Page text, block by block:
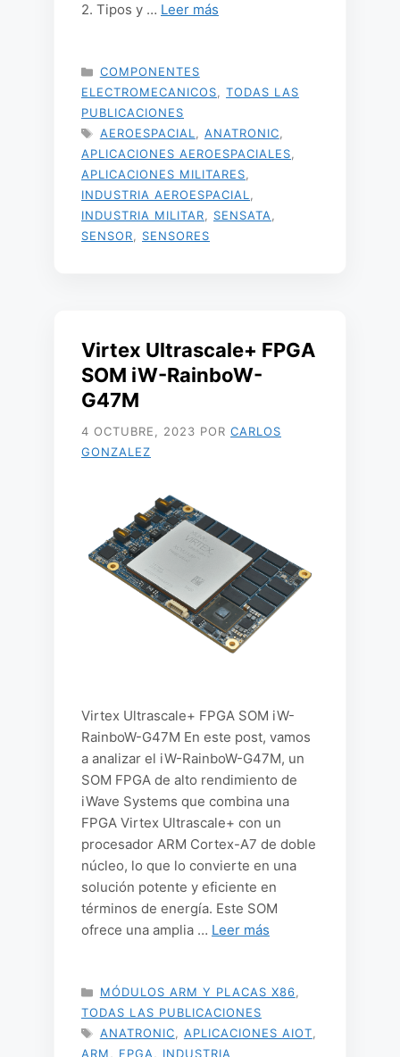
2. Tipos y … Leer más
CATEGORÍAS
COMPONENTES
ELECTROMECANICOS
TODAS LAS
PUBLICACIONES
ETIQUETAS
AEROESPACIAL ANATRONIC
APLICACIONES AEROESPACIALES
APLICACIONES MILITARES
INDUSTRIA AEROESPACIAL
INDUSTRIA MILITAR
SENSATA
SENSOR
SENSORES
Virtex Ultrascale+ FPGA
SOM iW-RainboW-
G47M
4 OCTUBRE, 2023 POR CARLOS
GONZALEZ
Virtex Ultrascale+ FPGA SOM iW-
RainboW-G47M En este post, vamos
a analizar el iW-RainboW-G47M, un
SOM FPGA de alto rendimiento de
iWave Systems que combina una
FPGA Virtex Ultrascale+ con un
procesador ARM Cortex-A7 de doble
núcleo, lo que lo convierte en una
solución potente y eficiente en
términos de energía. Este SOM
ofrece una amplia … Leer más
CATEGORÍAS
MÓDULOS ARM Y PLACAS X86
TODAS LAS PUBLICACIONES
ETIQUETAS
ANATRONIC APLICACIONES AIOT
ARM
FPGA INDUSTRIA